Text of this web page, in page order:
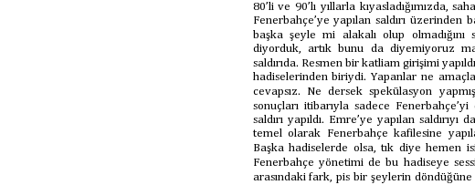
80’li ve 90’lı yıllarla kıyasladığımızda,
Fenerbahçe’ye yapılan saldırı
başka şeyle mi alakalı olup
diyorduk, artık bunu da diyemiyoruz
saldırıda. Resmen bir katliam girişimi
hadiselerinden biriydi. Yapanlar ne
cevapsız. Ne dersek spekülasyon
sonuçları itibarıyla sadece
saldırı yapıldı. Emre’ye yapılan
temel olarak Fenerbahçe kafilesine
Başka hadiselerde olsa, tık diye hemen
Fenerbahçe yönetimi de bu hadiseye
arasındaki fark, pis bir şeylerin